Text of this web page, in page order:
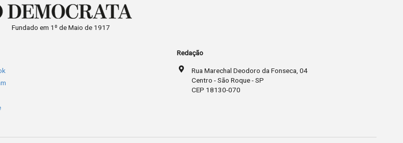
Fundado em 1º de Maio de 1917
Redação
Rua Marechal Deodoro da Fonseca, 04
Centro - São Roque - SP
CEP 18130-070